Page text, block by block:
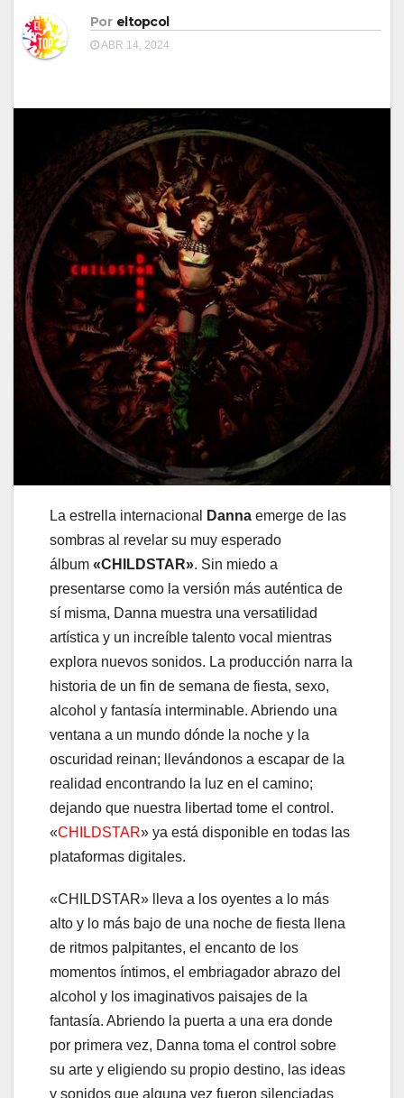
Por eltopcol
ABR 14, 2024
La estrella internacional Danna emerge de las
sombras al revelar su muy esperado
álbum «CHILDSTAR». Sin miedo a
presentarse como la versión más auténtica de
sí misma, Danna muestra una versatilidad
artística y un increíble talento vocal mientras
explora nuevos sonidos. La producción narra la
historia de un fin de semana de fiesta, sexo,
alcohol y fantasía interminable. Abriendo una
ventana a un mundo dónde la noche y la
oscuridad reinan; llevándonos a escapar de la
realidad encontrando la luz en el camino;
dejando que nuestra libertad tome el control.
«CHILDSTAR» ya está disponible en todas las
plataformas digitales.
«CHILDSTAR» lleva a los oyentes a lo más
alto y lo más bajo de una noche de fiesta llena
de ritmos palpitantes, el encanto de los
momentos íntimos, el embriagador abrazo del
alcohol y los imaginativos paisajes de la
fantasía. Abriendo la puerta a una era donde
por primera vez, Danna toma el control sobre
su arte y eligiendo su propio destino, las ideas
y sonidos que alguna vez fueron silenciadas